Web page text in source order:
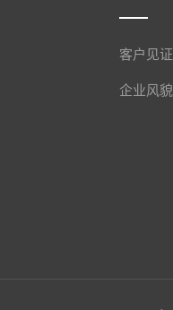
客户见证
企业风貌